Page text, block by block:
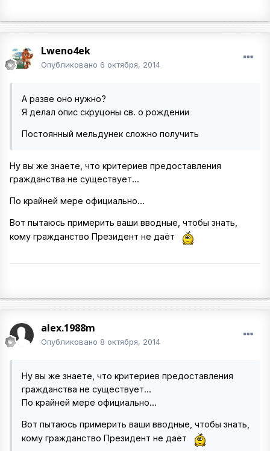
Lweno4ek
Опубликовано 6 октября, 2014
А разве оно нужно?
Я делал опис скруцоны св. о рождении
Постоянный мельдунек сложно получить
Ну вы же знаете, что критериев предоставления
гражданства не существует...
По крайней мере официально...
Вот пытаюсь примерить ваши вводные, чтобы знать,
кому гражданство Президент не даёт
alex.1988m
Опубликовано 8 октября, 2014
Ну вы же знаете, что критериев предоставления
гражданства не существует...
По крайней мере официально...
Вот пытаюсь примерить ваши вводные, чтобы знать,
кому гражданство Президент не даёт